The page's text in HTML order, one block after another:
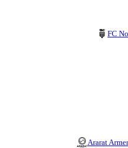
FC
Ararat